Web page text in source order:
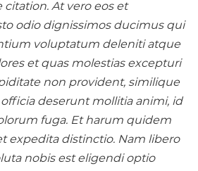
citation. At vero eos et
odio dignissimos ducimus qui
voluptatum deleniti atque
et quas molestias excepturi
non provident, similique
deserunt mollitia animi, id
fuga. Et harum quidem
expedita distinctio. Nam libero
nobis est eligendi optio